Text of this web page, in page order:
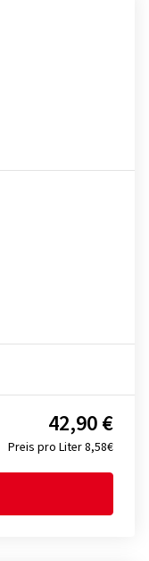
Preis pro Liter 8,58€
42,90 €